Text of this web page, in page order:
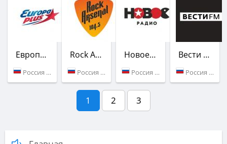
Европа Плюс
Россия (101.2 FM)
Rock Arsenal
Россия (104.5 FM)
Новое Радио
Россия (90.8 FM)
Вести FM
Россия (96.3 FM)
1 2 3